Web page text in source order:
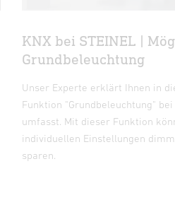
KNX bei STEINEL |
Grundbeleuchtung
Unser Experte erklärt Ihnen in
Funktion "Grundbeleuchtung" bei
umfasst. Mit dieser Funktion
individuellen Einstellungen
sparen.